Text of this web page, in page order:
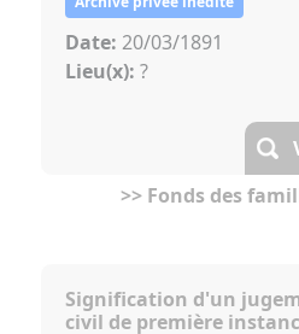
Date: 20/03/1891
Lieu(x): ?
>> Fonds des
Signification d'un
civil de première